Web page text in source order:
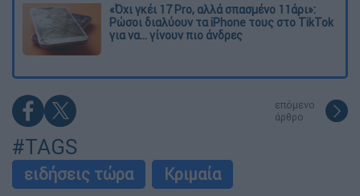
«Όχι γκέι 17 Pro, αλλά σπασμένο 11άρι»:
Ρώσοι διαλύουν τα iPhone τους στο TikTok
για να... γίνουν πιο άνδρες
επόμενο
άρθρο
#TAGS
ειδήσεις τώρα
Κριμαία